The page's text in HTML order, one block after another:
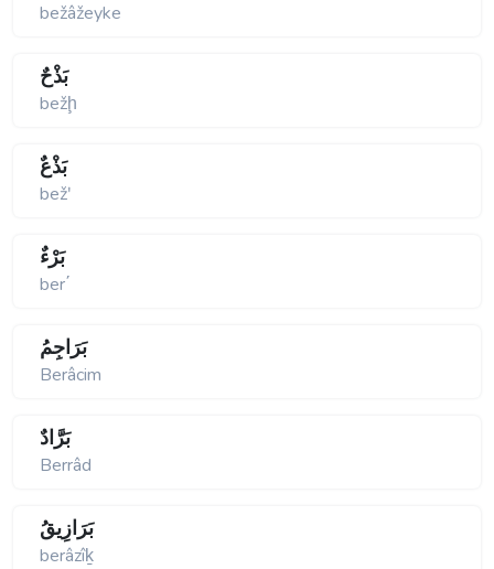
bežâžeyke
بَذْحٌ
bežḩ
بَذْعٌ
bežʹ
بَرْءٌ
ber΄
بَرَاجِمُ
Berâcim
بَرَّادٌ
Berrâd
بَرَازِيقُ
berâzîḵ